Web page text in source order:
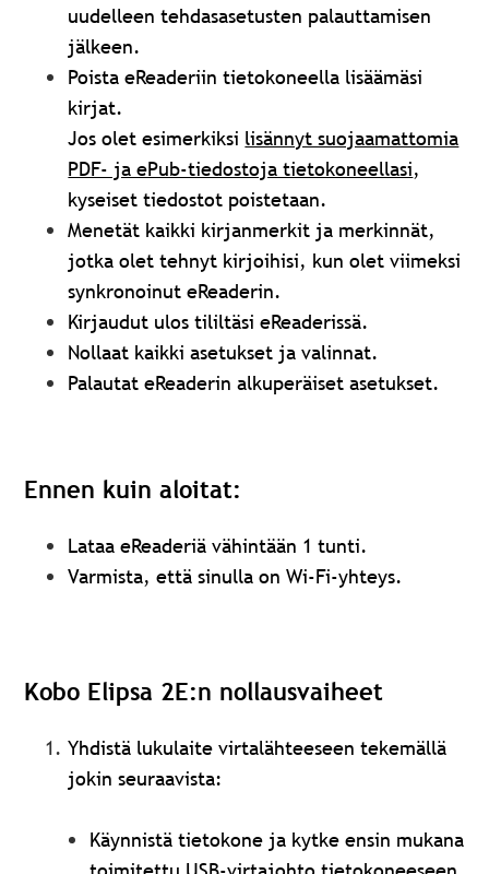
uudelleen tehdasasetusten palauttamisen
jälkeen.
Poista eReaderiin tietokoneella lisäämäsi
kirjat.
Jos olet esimerkiksi lisännyt suojaamattomia
PDF- ja ePub-tiedostoja tietokoneellasi,
kyseiset tiedostot poistetaan.
Menetät kaikki kirjanmerkit ja merkinnät,
jotka olet tehnyt kirjoihisi, kun olet viimeksi
synkronoinut eReaderin.
Kirjaudut ulos tililtäsi eReaderissä.
Nollaat kaikki asetukset ja valinnat.
Palautat eReaderin alkuperäiset asetukset.
Ennen kuin aloitat:
Lataa eReaderiä vähintään 1 tunti.
Varmista, että sinulla on Wi-Fi-yhteys.
Kobo Elipsa 2E:n nollausvaiheet
Yhdistä lukulaite virtalähteeseen tekemällä
jokin seuraavista:
Käynnistä tietokone ja kytke ensin mukana